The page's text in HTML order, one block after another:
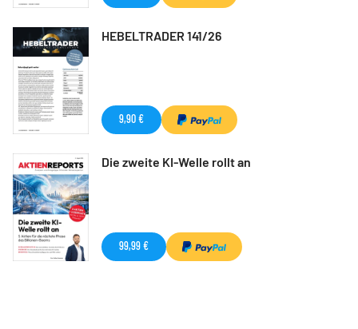
HEBELTRADER 141/26
9,90 €
Die zweite KI-Welle rollt an
99,99 €